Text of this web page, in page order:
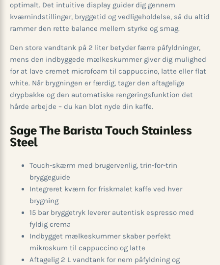
optimalt. Det intuitive display guider dig gennem
kværnindstillinger, bryggetid og vedligeholdelse, så du altid
rammer den rette balance mellem styrke og smag.
Den store vandtank på 2 liter betyder færre påfyldninger,
mens den indbyggede mælkeskummer giver dig mulighed
for at lave cremet microfoam til cappuccino, latte eller flat
white. Når brygningen er færdig, tager den aftagelige
drypbakke og den automatiske rengøringsfunktion det
hårde arbejde – du kan blot nyde din kaffe.
Sage The Barista Touch Stainless
Steel
Touch-skærm med brugervenlig, trin-for-trin
bryggeguide
Integreret kværn for friskmalet kaffe ved hver
brygning
15 bar bryggetryk leverer autentisk espresso med
fyldig crema
Indbygget mælkeskummer skaber perfekt
mikroskum til cappuccino og latte
Aftagelig 2 L vandtank for nem påfyldning og